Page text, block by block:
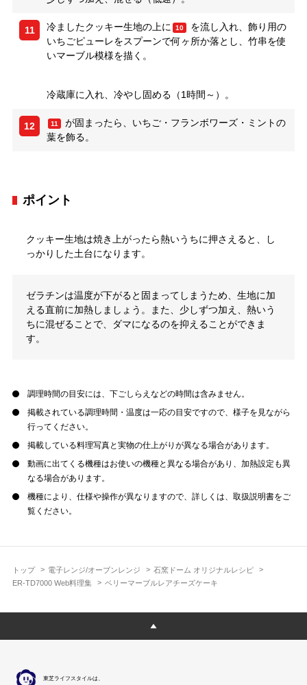
トップ 電子レンジ/オーブンレンジ
石窯ドーム オリジナルレシピ
ER-TD7000 Web料理集
ベリーマーブルレアチーズケーキ
11 冷ましたクッキー生地の上に 10
を流し入れ、飾り用の
いちごピューレをスプーンで何ヶ所か落とし、竹串を使
いマーブル模様を描く。
冷蔵庫に入れ、冷やし固める（1時間～）。
12 11
が固まったら、いちご・フランボワーズ・ミントの
葉を飾る。
ポイント
クッキー生地は焼き上がったら熱いうちに押さえると、し
っかりした土台になります。
ゼラチンは温度が下がると固まってしまうため、生地に加
える直前に加熱しましょう。また、少しずつ加え、熱いう
ちに混ぜることで、ダマになるのを抑えることができま
す。
調理時間の目安には、下ごしらえなどの時間は含みません。
掲載されている調理時間・温度は一応の目安ですので、様子を見ながら
行ってください。
掲載している料理写真と実物の仕上がりが異なる場合があります。
動画に出てくる機種はお使いの機種と異なる場合があり、加熱設定も異
なる場合があります。
機種により、仕様や操作が異なりますので、詳しくは、取扱説明書をご
覧ください。
東芝ライフスタイルは、